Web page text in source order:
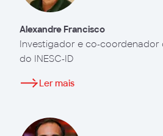
Alexandre Francisco
Investigador e co-coordenador
do INESC-ID
Ler mais